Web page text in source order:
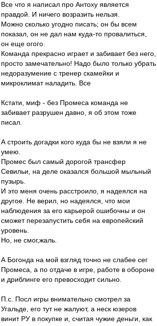
Все что я написал про Антоху является
правдой. И ничего возразить нельзя.
Можно сколько угодно писать; он бы всем
показал, он не дал нам куда-то провалиться,
он еще огого.
Команда прекрасно играет и забивает без него,
просто замечательно! Надо было только убрать
недоразумение с тренер скамейки и
микроклимат наладить. Все
Кстати, миф - без Промеса команда не
забивает разрушен давно, я об этом тоже
писал.
А строить догадки кого куда бы не взяли я не
умею.
Промес был самый дорогой трансфер
Севильи, на деле оказался большой мыльный
пузырь.
И это меня очень расстроило, я надеялся на
другое. Не верил, но надеялся, что мои
наблюдения за его карьерой ошибочны и он
сможет перезапустить себя на европейский
уровень.
Но, не смог,жаль.
А Богонда на мой взгляд точно не слабее сег
Промеса, а по отдаче в игре, работе в обороне
и дриблинге его превосходит сильно.
П.с. Посл игры внимательно смотрел за
Угальде, его тут не жалуют, а неск юзеров
винит РУ в покупке и, считая чужие деньги, как